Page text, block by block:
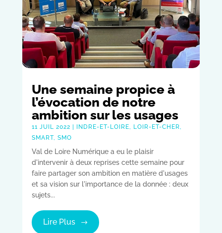
Une semaine propice à
l’évocation de notre
ambition sur les usages
11 JUIL 2022 INDRE-ET-LOIRE, LOIR-ET-CHER,
SMART, SMO
Val de Loire Numérique a eu le plaisir
d'intervenir à deux reprises cette semaine pour
faire partager son ambition en matière d'usages
et sa vision sur l'importance de la donnée : deux
sujets...
Lire Plus